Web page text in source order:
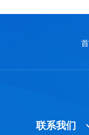
联系我们